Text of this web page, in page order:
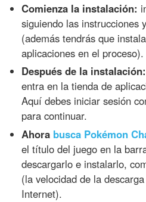
Comienza la instalación:
siguiendo las instrucciones
(además tendrás que
aplicaciones en el proceso).
Después de la instalación:
entra en la tienda de
Aquí debes iniciar sesión
para continuar.
Ahora busca Pokémon
el título del juego en la
descargarlo e instalarlo,
(la velocidad de la
Internet).